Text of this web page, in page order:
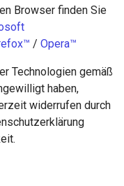
Browser finden Sie
/ Opera™
Technologien gemäß
haben,
widerrufen durch